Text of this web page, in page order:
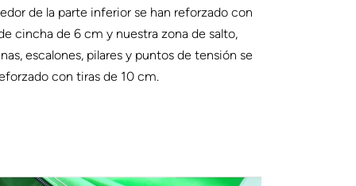
de la parte inferior se han reforzado con
cincha de 6 cm y nuestra zona de salto,
escalones, pilares y puntos de tensión se
con tiras de 10 cm.